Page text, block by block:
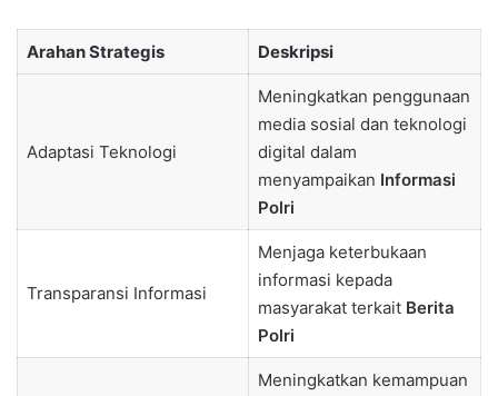
Arahan Strategis Deskripsi
Adaptasi Teknologi
Meningkatkan penggunaan
media sosial dan teknologi
digital dalam
menyampaikan Informasi
Polri
Transparansi Informasi
Menjaga keterbukaan
informasi kepada
masyarakat terkait Berita
Polri
Meningkatkan kemampuan